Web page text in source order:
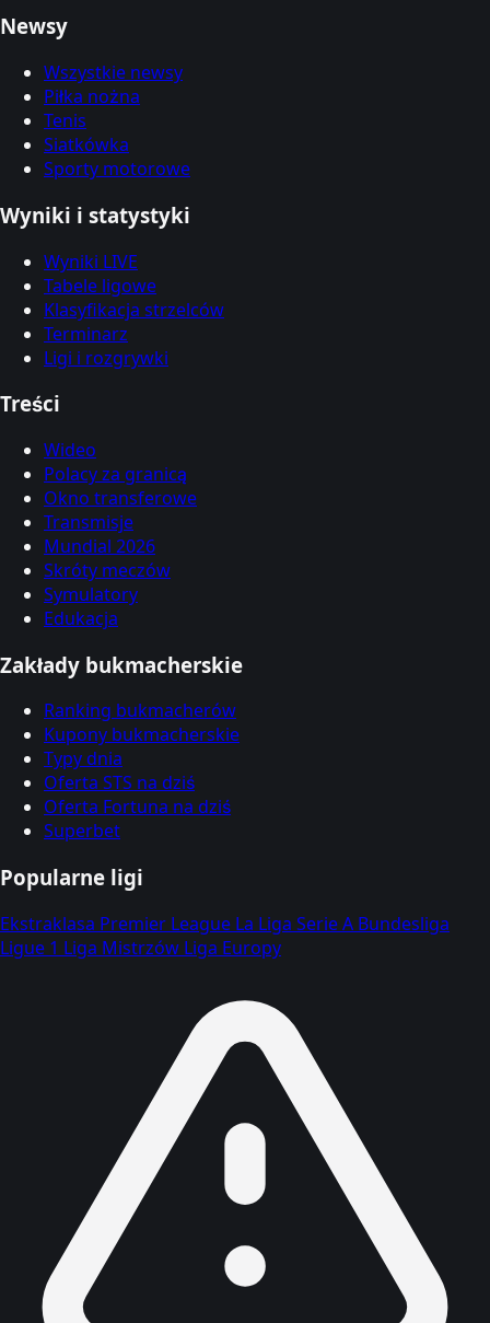
Newsy
Wszystkie newsy
Piłka nożna
Tenis
Siatkówka
Sporty motorowe
Wyniki i statystyki
Wyniki LIVE
Tabele ligowe
Klasyfikacja strzelców
Terminarz
Ligi i rozgrywki
Treści
Wideo
Polacy za granicą
Okno transferowe
Transmisje
Mundial 2026
Skróty meczów
Symulatory
Edukacja
Zakłady bukmacherskie
Ranking bukmacherów
Kupony bukmacherskie
Typy dnia
Oferta STS na dziś
Oferta Fortuna na dziś
Superbet
Popularne ligi
Ekstraklasa Premier League La Liga Serie A Bundesliga
Ligue 1 Liga Mistrzów Liga Europy